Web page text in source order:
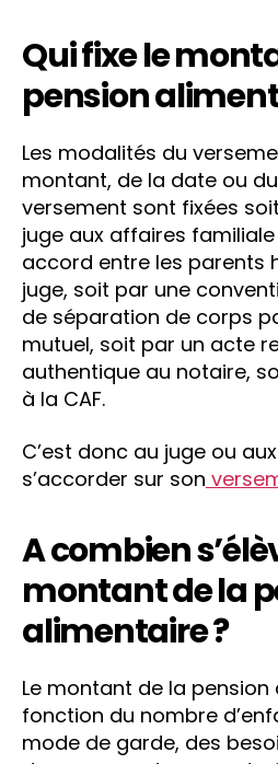
Qui fixe le
pension
Les modalités du
montant, de la date ou
versement sont fixées
juge aux affaires
accord entre les parents
juge, soit par une
de séparation de corps
mutuel, soit par un acte
authentique au notaire,
à la CAF.
C’est donc au juge ou
s’accorder sur son
A combien
montant de la
alimentaire ?
Le montant de la
fonction du nombre
mode de garde, des